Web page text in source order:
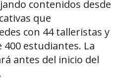
contenidos desde
que
con 44 talleristas y
400 estudiantes. La
antes del inicio del